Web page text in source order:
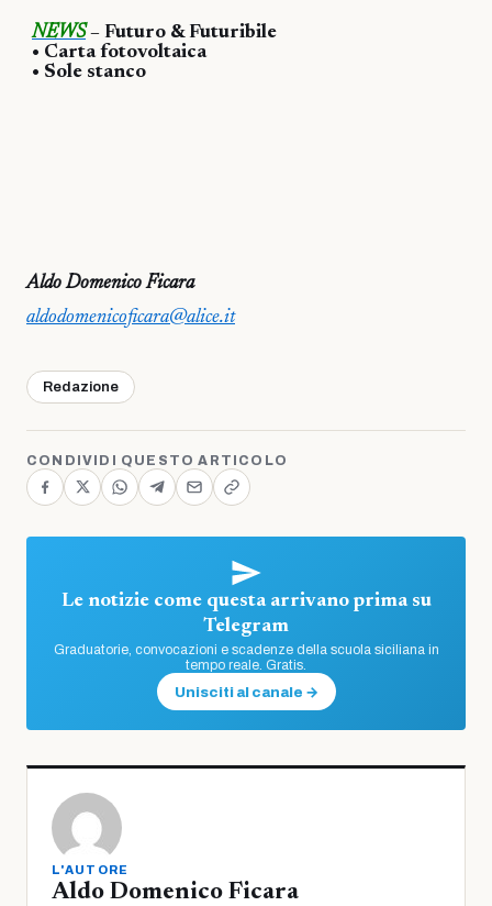
NEWS– Futuro & Futuribile
• Carta fotovoltaica
• Sole stanco
Aldo Domenico Ficara
aldodomenicoficara@alice.it
Redazione
CONDIVIDI QUESTO ARTICOLO
Le notizie come questa arrivano prima su
Telegram
Graduatorie, convocazioni e scadenze della scuola siciliana in
tempo reale. Gratis.
Unisciti al canale →
L'AUTORE
Aldo Domenico Ficara